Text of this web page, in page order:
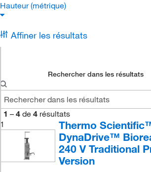
Hauteur (métrique)
Affiner les résultats
Rechercher dans les résultats
1 – 4 de 4 résultats
1
Thermo
DynaDrive™
240 V Traditional
Version